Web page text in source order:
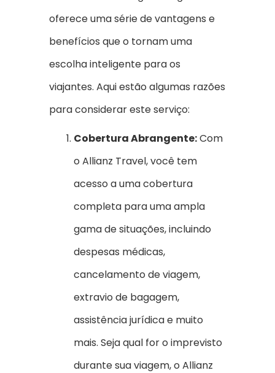
oferece uma série de vantagens e
benefícios que o tornam uma
escolha inteligente para os
viajantes. Aqui estão algumas razões
para considerar este serviço:
Cobertura Abrangente:Com
o Allianz Travel, você tem
acesso a uma cobertura
completa para uma ampla
gama de situações, incluindo
despesas médicas,
cancelamento de viagem,
extravio de bagagem,
assistência jurídica e muito
mais. Seja qual for o imprevisto
durante sua viagem, o Allianz